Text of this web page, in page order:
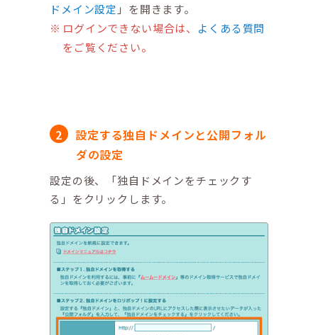
ドメイン設定 」を開きます。
ログインできない場合は、 よくある質問
をご覧ください。
設定する独自ドメインと公開フォル
ダの設定
設定の後、「独自ドメインをチェックす
る」をクリックします。